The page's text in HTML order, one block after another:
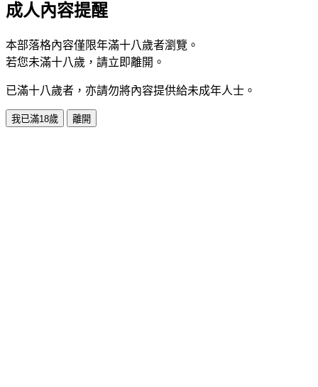
成人內容提醒
本部落格內容僅限年滿十八歲者瀏覽。
若您未滿十八歲，請立即離開。
已滿十八歲者，亦請勿將內容提供給未成年人士。
我已滿18歲 離開